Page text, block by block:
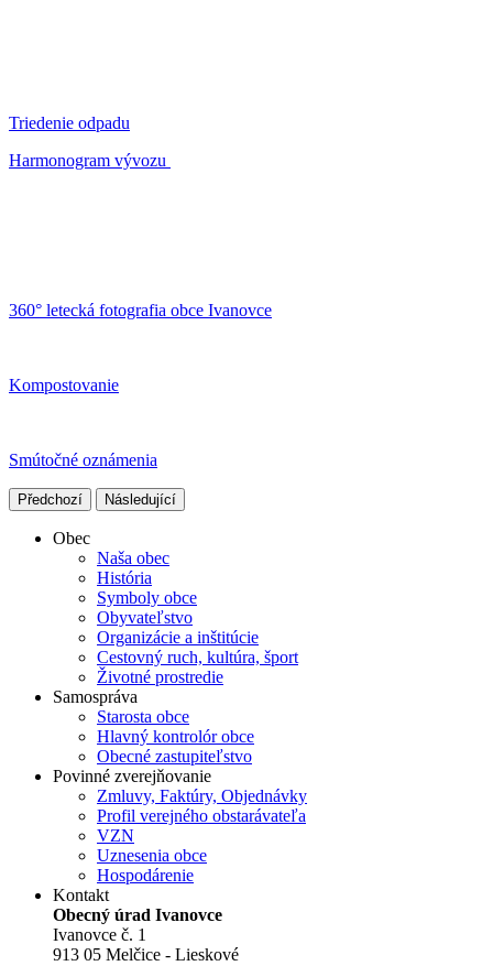
Triedenie odpadu
Harmonogram vývozu
360° letecká fotografia obce Ivanovce
Kompostovanie
Smútočné oznámenia
Předchozí Následující
Obec
Naša obec
História
Symboly obce
Obyvateľstvo
Organizácie a inštitúcie
Cestovný ruch, kultúra, šport
Životné prostredie
Samospráva
Starosta obce
Hlavný kontrolór obce
Obecné zastupiteľstvo
Povinné zverejňovanie
Zmluvy, Faktúry, Objednávky
Profil verejného obstarávateľa
VZN
Uznesenia obce
Hospodárenie
Kontakt
Obecný úrad Ivanovce
Ivanovce č. 1
913 05 Melčice - Lieskové